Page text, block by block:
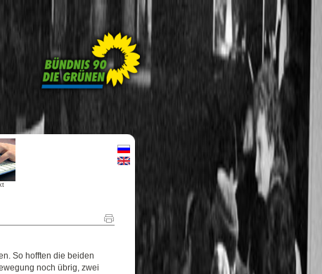
So hofften die beiden
noch übrig, zwei